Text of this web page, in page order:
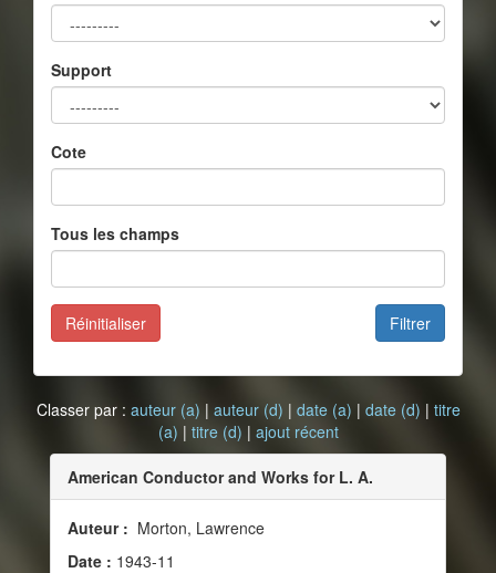
Support
Cote
Tous les champs
Filtrer
Réinitialiser
Classer par : auteur (a) | auteur (d) | date (a) | date (d) | titre
(a) | titre (d) | ajout récent
American Conductor and Works for L. A.
Auteur : Morton, Lawrence
Date : 1943-11